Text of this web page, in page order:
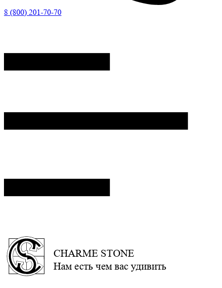
8 (800) 201-70-70
CHARME STONE
Нам есть чем вас удивить